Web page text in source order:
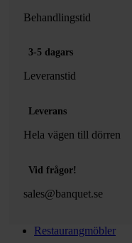
Behandlingstid
3-5 dagars
Leveranstid
Leverans
Hela vägen till dörren
Vid frågor!
sales@banquet.se
Restaurangmöbler